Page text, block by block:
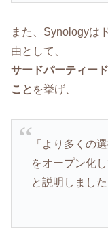
また、Synologyは
由として、
サードパーティー
こと を挙げ、
「より多くの
をオープン化し
と説明しました